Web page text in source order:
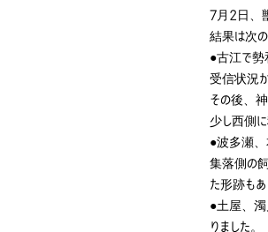
7月2日、
結果は次の
●古江で勢
受信状況
その後、
少し西側に
●波多瀬、
集落側の
た形跡もあ
●土屋、濁
りました。